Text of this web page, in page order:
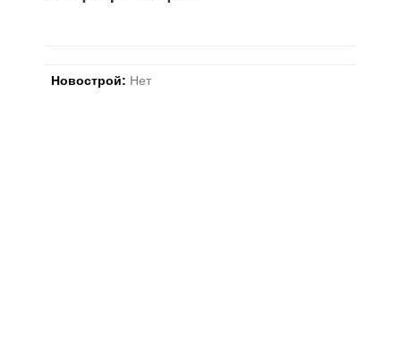
Новострой: Нет